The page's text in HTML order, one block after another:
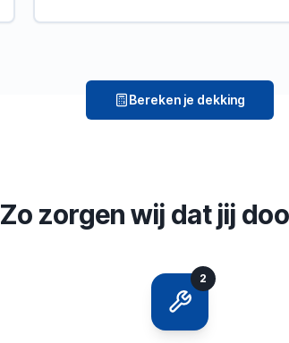
Bereken je dekking
Zo zorgen wij dat jij
2